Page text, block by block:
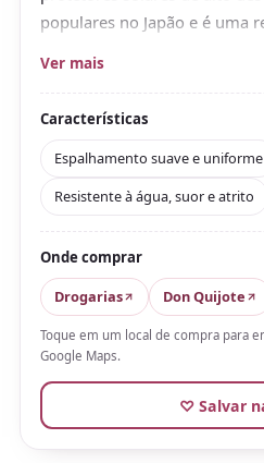
populares no Japão e é uma
Pela textura de gel
na pele, de modo que
protetores pesados
facilidade. Mesmo sendo
pegajoso e quase não
o que combina bem com o
Além disso, sua fórmula
aguenta água, suor e atrito, o
longos passeios ao ar livre e
parques temáticos, onde se
de sair com sabonete facial
também explica sua
Alguns pensam «proteção
Ver mais
Características
Espalhamento suave e uniforme
Resistente à água, suor e atrito
Onde comprar
Drogarias
Don Quijote
Toque em um local de compra para
Google Maps.
♡ Salvar